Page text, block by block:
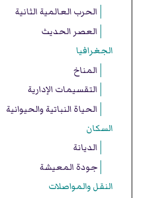
الحرب العالمية الثانية
العصر الحديث
الجغرافيا
المناخ
التقسيمات الإدارية
الحياة النباتية والحيوانية
السكان
الديانة
جودة المعيشة
النقل والمواصلات